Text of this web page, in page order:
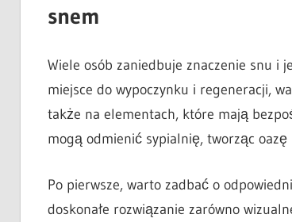
snem
Wiele osób zaniedbuje znaczenie snu i
miejsce do wypoczynku i regeneracji,
także na elementach, które mają
mogą odmienić sypialnię, tworząc
Po pierwsze, warto zadbać o
doskonałe rozwiązanie zarówno